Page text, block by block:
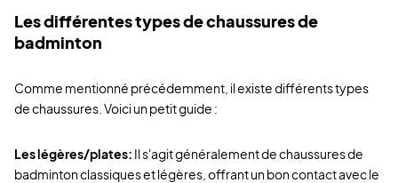
Les différentes types de chaussures de
badminton
Comme mentionné précédemment, il existe différents types
de chaussures. Voici un petit guide :
Les légères/plates: Il s'agit généralement de chaussures de
badminton classiques et légères, offrant un bon contact avec le